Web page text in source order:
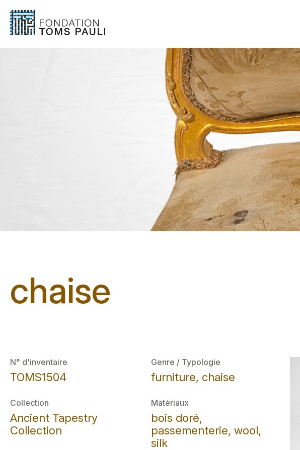
chaise
N° d'inventaire
TOMS1504
Collection
Ancient Tapestry
Collection
Genre / Typologie
furniture, chaise
Matériaux
bois doré,
passementerie, wool,
silk